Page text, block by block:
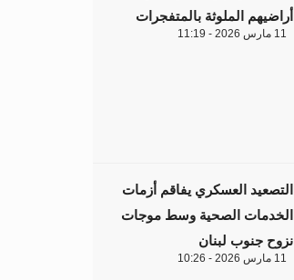
أراضيهم الملوثة بالمتفجرات
11 مارس 2026 - 11:19
التصعيد العسكري يفاقم أزمات
الخدمات الصحية وسط موجات
نزوح جنوب لبنان
11 مارس 2026 - 10:26